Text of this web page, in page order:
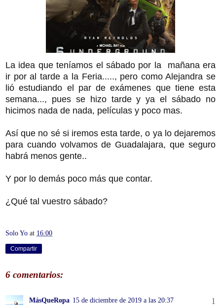
La idea que teníamos el sábado por la mañana era
ir por al tarde a la Feria....., pero como Alejandra se
lió estudiando el par de exámenes que tiene esta
semana..., pues se hizo tarde y ya el sábado no
hicimos nada de nada, películas y poco mas.
Así que no sé si iremos esta tarde, o ya lo dejaremos
para cuando volvamos de Guadalajara, que seguro
habrá menos gente..
Y por lo demás poco más que contar.
¿Qué tal vuestro sábado?
Solo Yo at 16:00
Compartir
6 comentarios:
MásQueRopa 15 de diciembre de 2019 a las 20:37